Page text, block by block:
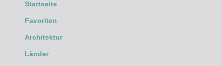
Startseite
Favoriten
Architektur
Länder